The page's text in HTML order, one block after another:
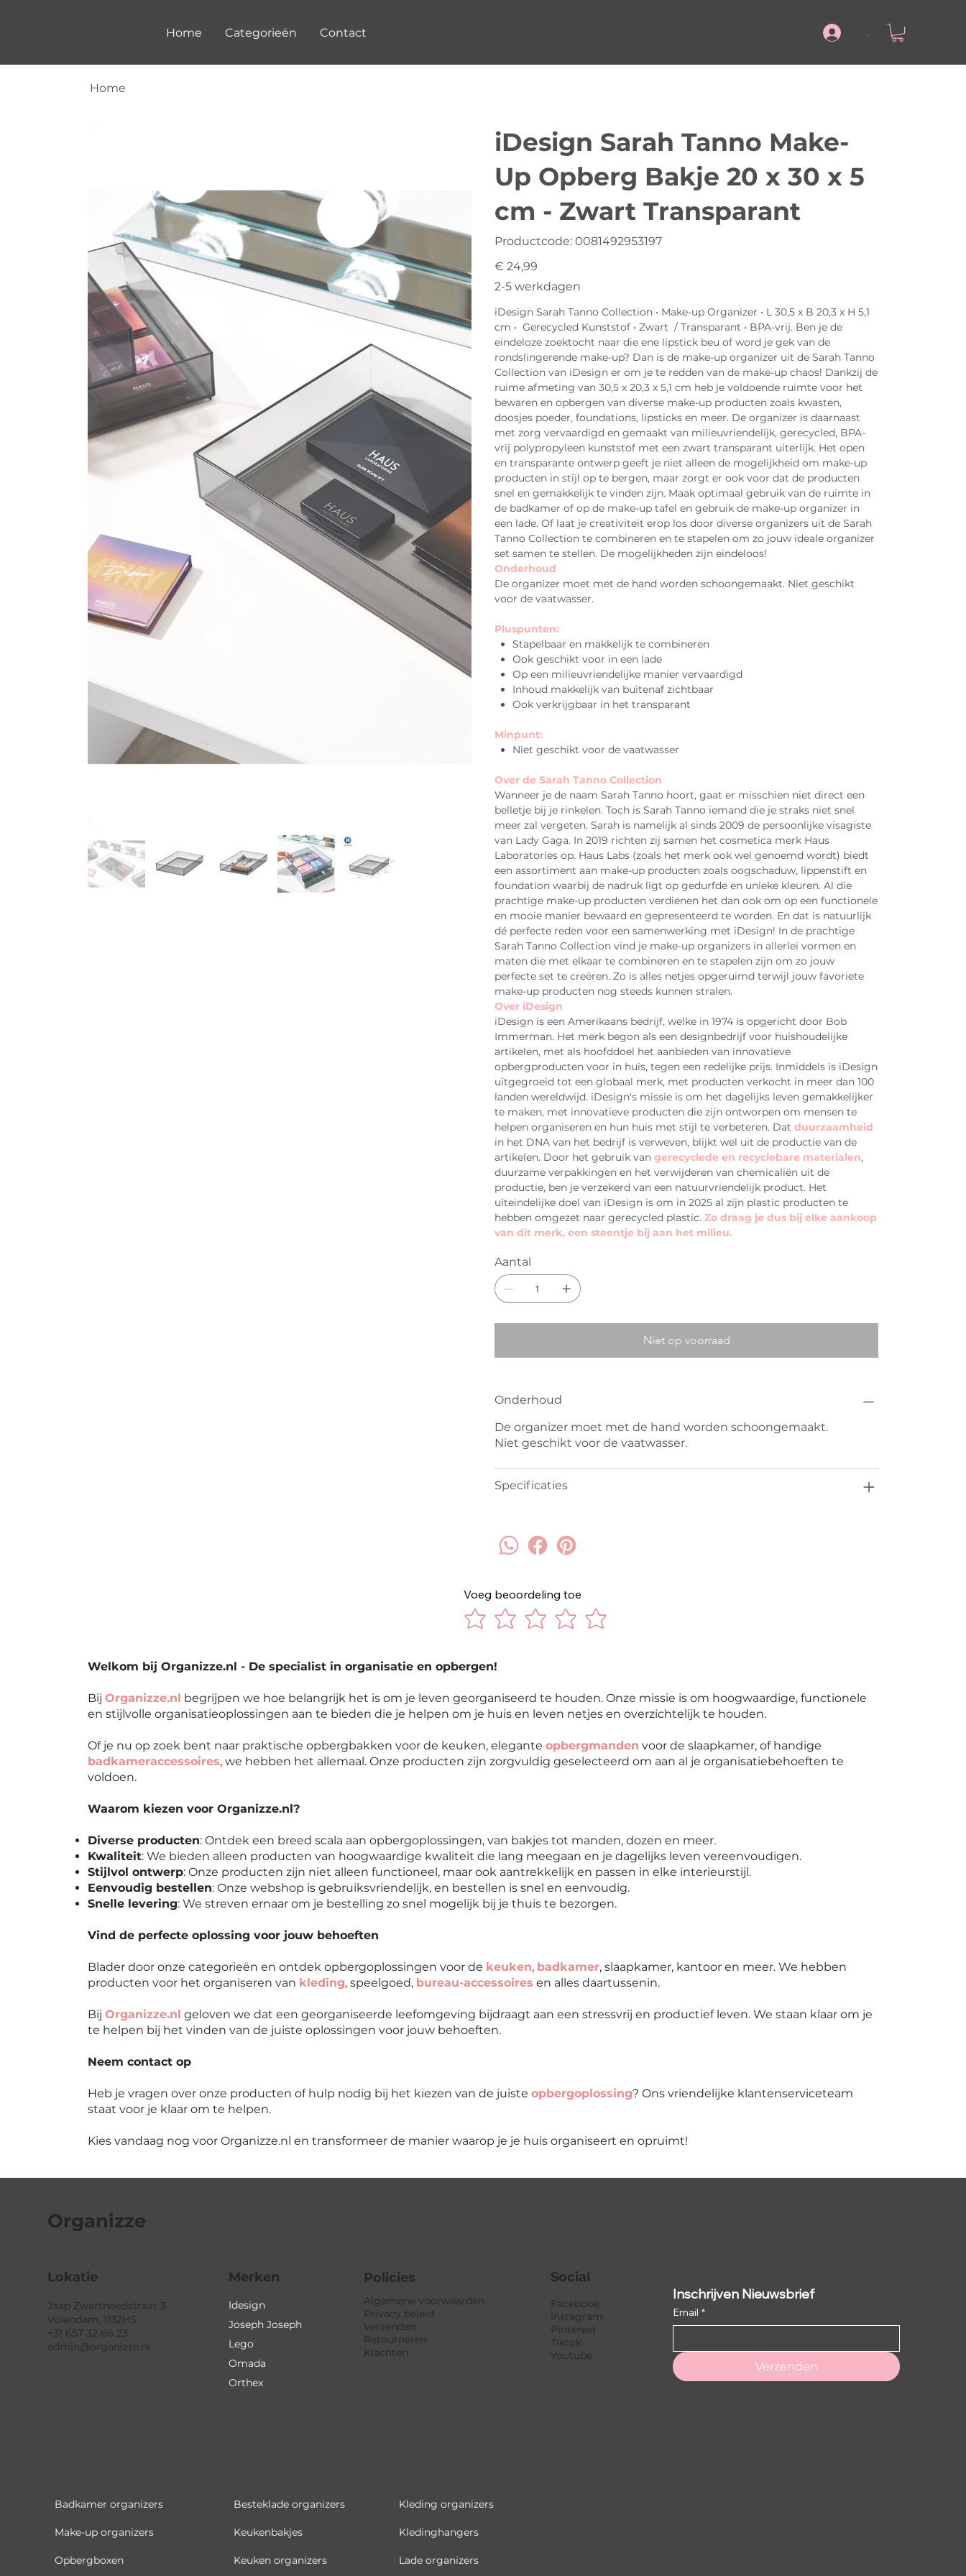
Home Categorieën Contact .
Home
iDesign Sarah Tanno Make-
Up Opberg Bakje 20 x 30 x 5
cm - Zwart Transparant
Productcode: Productcode
0081492953197
0081492953197
Prijs
€ 24,99
2-5 werkdagen
iDesign Sarah Tanno Collection • Make-up Organizer • L 30,5 x B 20,3 x H 5,1
cm • Gerecycled Kunststof • Zwart / Transparant • BPA-vrij. Ben je de
eindeloze zoektocht naar die ene lipstick beu of word je gek van de
rondslingerende make-up? Dan is de make-up organizer uit de Sarah Tanno
Collection van iDesign er om je te redden van de make-up chaos! Dankzij de
ruime afmeting van 30,5 x 20,3 x 5,1 cm heb je voldoende ruimte voor het
bewaren en opbergen van diverse make-up producten zoals kwasten,
doosjes poeder, foundations, lipsticks en meer. De organizer is daarnaast
met zorg vervaardigd en gemaakt van milieuvriendelijk, gerecycled, BPA-
vrij polypropyleen kunststof met een zwart transparant uiterlijk. Het open
en transparante ontwerp geeft je niet alleen de mogelijkheid om make-up
producten in stijl op te bergen, maar zorgt er ook voor dat de producten
snel en gemakkelijk te vinden zijn. Maak optimaal gebruik van de ruimte in
de badkamer of op de make-up tafel en gebruik de make-up organizer in
een lade. Of laat je creativiteit erop los door diverse organizers uit de Sarah
Tanno Collection te combineren en te stapelen om zo jouw ideale organizer
set samen te stellen. De mogelijkheden zijn eindeloos!
Onderhoud
De organizer moet met de hand worden schoongemaakt. Niet geschikt
voor de vaatwasser.
Pluspunten:
Stapelbaar en makkelijk te combineren
Ook geschikt voor in een lade
Op een milieuvriendelijke manier vervaardigd
Inhoud makkelijk van buitenaf zichtbaar
Ook verkrijgbaar in het transparant
Minpunt:
Niet geschikt voor de vaatwasser
Over de Sarah Tanno Collection
Wanneer je de naam Sarah Tanno hoort, gaat er misschien niet direct een
belletje bij je rinkelen. Toch is Sarah Tanno iemand die je straks niet snel
meer zal vergeten. Sarah is namelijk al sinds 2009 de persoonlijke visagiste
van Lady Gaga. In 2019 richten zij samen het cosmetica merk Haus
Laboratories op. Haus Labs (zoals het merk ook wel genoemd wordt) biedt
een assortiment aan make-up producten zoals oogschaduw, lippenstift en
foundation waarbij de nadruk ligt op gedurfde en unieke kleuren. Al die
prachtige make-up producten verdienen het dan ook om op een functionele
en mooie manier bewaard en gepresenteerd te worden. En dat is natuurlijk
dé perfecte reden voor een samenwerking met iDesign! In de prachtige
Sarah Tanno Collection vind je make-up organizers in allerlei vormen en
maten die met elkaar te combineren en te stapelen zijn om zo jouw
perfecte set te creëren. Zo is alles netjes opgeruimd terwijl jouw favoriete
make-up producten nog steeds kunnen stralen.
Over iDesign
iDesign is een Amerikaans bedrijf, welke in 1974 is opgericht door Bob
Immerman. Het merk begon als een designbedrijf voor huishoudelijke
artikelen, met als hoofddoel het aanbieden van innovatieve
opbergproducten voor in huis, tegen een redelijke prijs. Inmiddels is iDesign
uitgegroeid tot een globaal merk, met producten verkocht in meer dan 100
landen wereldwijd. iDesign's missie is om het dagelijks leven gemakkelijker
te maken, met innovatieve producten die zijn ontworpen om mensen te
helpen organiseren en hun huis met stijl te verbeteren. Dat duurzaamheid
in het DNA van het bedrijf is verweven, blijkt wel uit de productie van de
artikelen. Door het gebruik van gerecyclede en recyclebare materialen,
duurzame verpakkingen en het verwijderen van chemicaliën uit de
productie, ben je verzekerd van een natuurvriendelijk product. Het
uiteindelijke doel van iDesign is om in 2025 al zijn plastic producten te
hebben omgezet naar gerecycled plastic. Zo draag je dus bij elke aankoop
van dit merk, een steentje bij aan het milieu.
Aantal
Niet op voorraad
Onderhoud
De organizer moet met de hand worden schoongemaakt.
Niet geschikt voor de vaatwasser.
Specificaties
Voeg beoordeling toe
Welkom bij Organizze.nl - De specialist in organisatie en opbergen!
Bij Organizze.nl begrijpen we hoe belangrijk het is om je leven georganiseerd te houden. Onze missie is om hoogwaardige, functionele
en stijlvolle organisatieoplossingen aan te bieden die je helpen om je huis en leven netjes en overzichtelijk te houden.
Of je nu op zoek bent naar praktische opbergbakken voor de keuken, elegante opbergmanden voor de slaapkamer, of handige
badkameraccessoires, we hebben het allemaal. Onze producten zijn zorgvuldig geselecteerd om aan al je organisatiebehoeften te
voldoen.
Waarom kiezen voor Organizze.nl?
Diverse producten: Ontdek een breed scala aan opbergoplossingen, van bakjes tot manden, dozen en meer.
Kwaliteit: We bieden alleen producten van hoogwaardige kwaliteit die lang meegaan en je dagelijks leven vereenvoudigen.
Stijlvol ontwerp: Onze producten zijn niet alleen functioneel, maar ook aantrekkelijk en passen in elke interieurstijl.
Eenvoudig bestellen: Onze webshop is gebruiksvriendelijk, en bestellen is snel en eenvoudig.
Snelle levering: We streven ernaar om je bestelling zo snel mogelijk bij je thuis te bezorgen.
Vind de perfecte oplossing voor jouw behoeften
Blader door onze categorieën en ontdek opbergoplossingen voor de keuken, badkamer, slaapkamer, kantoor en meer. We hebben
producten voor het organiseren van kleding, speelgoed, bureau-accessoires en alles daartussenin.
Bij Organizze.nl geloven we dat een georganiseerde leefomgeving bijdraagt aan een stressvrij en productief leven. We staan klaar om je
te helpen bij het vinden van de juiste oplossingen voor jouw behoeften.
Neem contact op
Heb je vragen over onze producten of hulp nodig bij het kiezen van de juiste opbergoplossing? Ons vriendelijke klantenserviceteam
staat voor je klaar om te helpen.
Kies vandaag nog voor Organizze.nl en transformeer de manier waarop je je huis organiseert en opruimt!
Organizze
Jaap Zwarthoedstraat 3
Volendam, 1132HS
+31 657 32 66 23
admin@organizze.nl
Lokatie Merken
Idesign
Joseph Joseph
Lego
Omada
Orthex
Policies
Algemene voorwaarden
Privacy beleid
Verzenden
Retourneren
Klachten
Facebook
Instagram
Pinterest
Tiktok
Youtube
Social
Inschrijven Nieuwsbrief
Email *
Verzenden
Besteklade organizers
Keukenbakjes
Keuken organizers
Badkamer organizers
Make-up organizers
Opbergboxen
Kleding organizers
Kledinghangers
Lade organizers